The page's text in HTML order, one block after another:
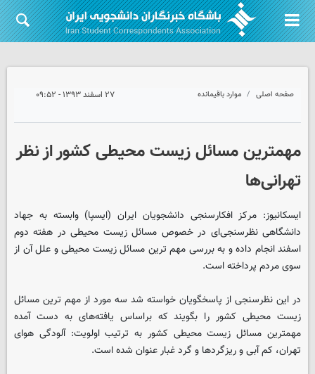
صفحه اصلی موارد باقیمانده ۲۷ اسفند ۱۳۹۳ - ۰۹:۵۲
مهمترین مسائل زیست محیطی کشور از نظر
تهرانی‌ها
ایسکانیوز: مرکز افکارسنجی دانشجویان ایران (ایسپا) وابسته به جهاد
دانشگاهی نظرسنجی‌ای در خصوص مسائل زیست محیطی در هفته دوم
اسفند انجام داده و به بررسی مهم ترین مسائل زیست محیطی و علل آن از
سوی مردم پرداخته است.
در این نظرسنجی از پاسخگویان خواسته شد سه مورد از مهم ترین مسائل
زیست محیطی کشور را بگویند که براساس یافته‏‌های به دست آمده
مهمترین مسائل زیست محیطی کشور به ترتیب اولویت: آلودگی هوای
تهران، کم آبی و ریزگردها و گرد غبار عنوان شده است.